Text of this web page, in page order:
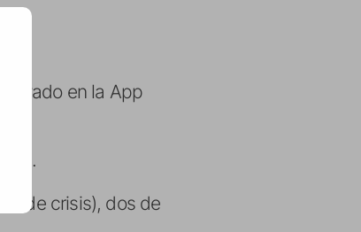
en la App
de crisis), dos de